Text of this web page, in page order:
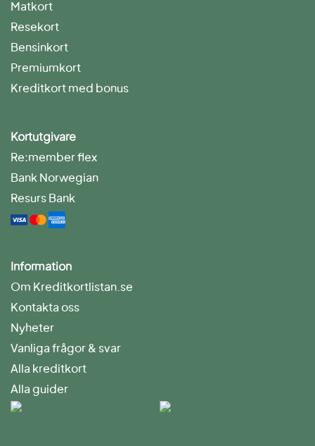
Matkort
Resekort
Bensinkort
Premiumkort
Kreditkort med bonus
Kortutgivare
Re:member flex
Bank Norwegian
Resurs Bank
Information
Om Kreditkortlistan.se
Kontakta oss
Nyheter
Vanliga frågor & svar
Alla kreditkort
Alla guider